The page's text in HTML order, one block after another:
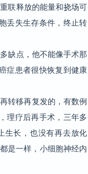
联释放的能量和挠场可
丢失生存条件，终止转
缺点，他不能像手术那
症患者很快恢复到健康
转移再复发的，有数例
理疗后再手术，三年多
生长，也没有再去放化
是一样，小细胞神经内